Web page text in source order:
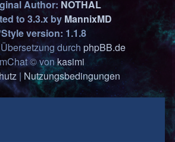
Author:NOTHAL
to 3.3.x by MannixMD
Style version: 1.1.8
durchphpBB.de
mChat © vonkasimi
| Nutzungsbedingungen